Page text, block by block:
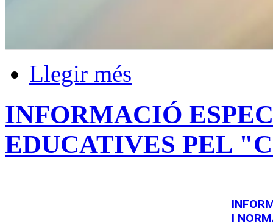
Llegir més
INFORMACIÓ
EDUCATIVES PEL
I